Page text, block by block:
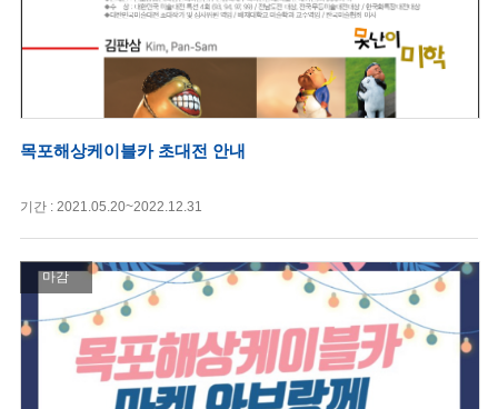
목포해상케이블카 초대전 안내
기간 : 2021.05.20~2022.12.31
마감